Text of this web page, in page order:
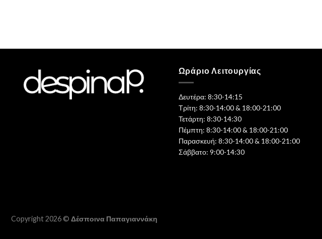
Ωράριο Λειτουργίας
Δευτέρα: 8:30-14:15
Τρίτη: 8:30-14:00 & 18:00-21:00
Τετάρτη: 8:30-14:30
Πέμπτη: 8:30-14:00 & 18:00-21:00
Παρασκευή: 8:30-14:00 & 18:00-21:00
Σάββατο: 9:00-14:30
Copyright 2026 © Δέσποινα Παπαγιαννάκη